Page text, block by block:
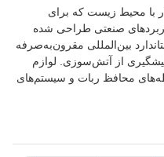
با محیط زیست که برای
صنعتی طراحی شده
بین‌المللی مقرون‌به‌صرفه
از آتش‌سوزی. لوازم
محافظ ربات و سیستم‌های